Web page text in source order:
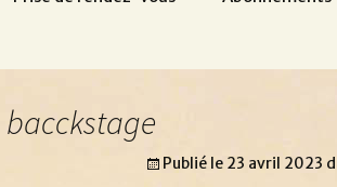
Publié le 23 avril 2023